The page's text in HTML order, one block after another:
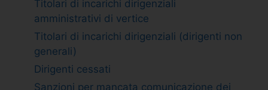
Titolari di incarichi dirigenziali
amministrativi di vertice
Titolari di incarichi dirigenziali (dirigenti non
generali)
Dirigenti cessati
Sanzioni per mancata comunicazione dei